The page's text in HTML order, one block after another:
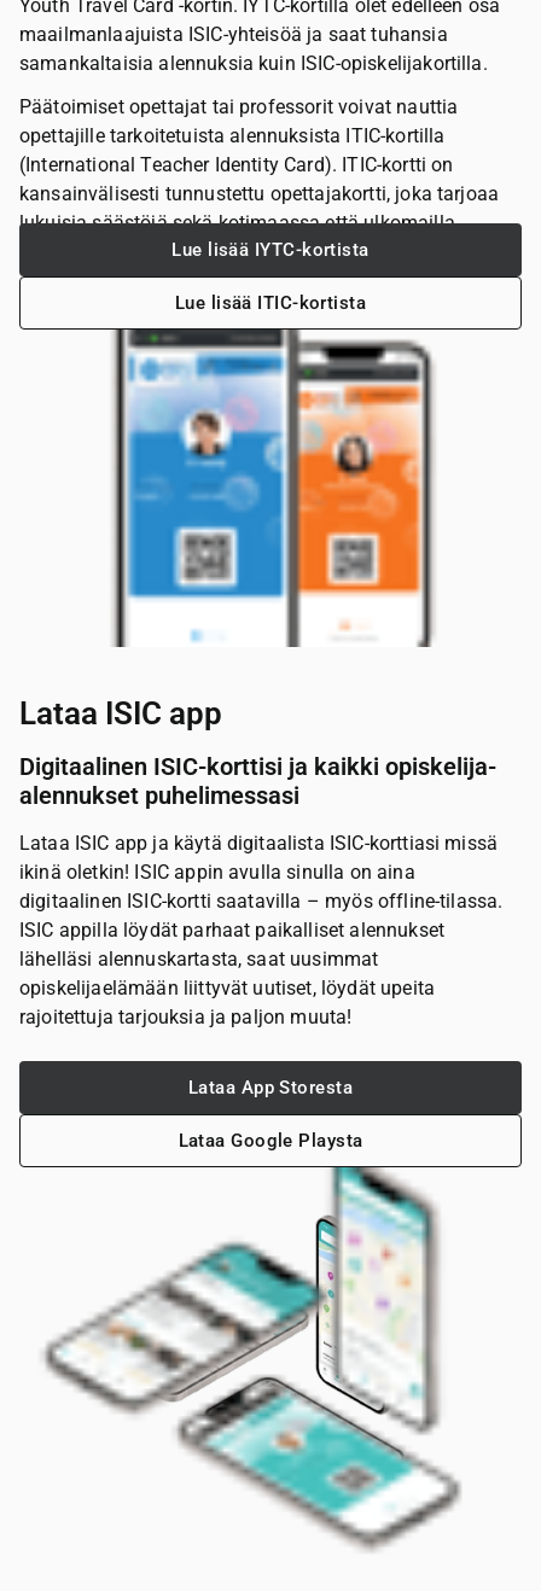
Youth Travel Card -kortin. IYTC-kortilla olet edelleen osa
maailmanlaajuista ISIC-yhteisöä ja saat tuhansia
samankaltaisia alennuksia kuin ISIC-opiskelijakortilla.
Päätoimiset opettajat tai professorit voivat nauttia
opettajille tarkoitetuista alennuksista ITIC-kortilla
(International Teacher Identity Card). ITIC-kortti on
kansainvälisesti tunnustettu opettajakortti, joka tarjoaa
lukuisia säästöjä sekä kotimaassa että ulkomailla.
Lue lisää IYTC-kortista
Lue lisää ITIC-kortista
Lataa ISIC app
Digitaalinen ISIC-korttisi ja kaikki opiskelija-
alennukset puhelimessasi
Lataa ISIC app ja käytä digitaalista ISIC-korttiasi missä
ikinä oletkin! ISIC appin avulla sinulla on aina
digitaalinen ISIC-kortti saatavilla – myös offline-tilassa.
ISIC appilla löydät parhaat paikalliset alennukset
lähelläsi alennuskartasta, saat uusimmat
opiskelijaelämään liittyvät uutiset, löydät upeita
rajoitettuja tarjouksia ja paljon muuta!
Lataa App Storesta
Lataa Google Playsta